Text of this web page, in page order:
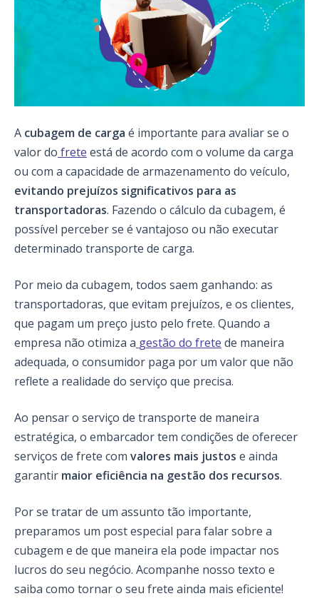
A cubagem de carga é importante para avaliar se o
valor do frete está de acordo com o volume da carga
ou com a capacidade de armazenamento do veículo,
evitando prejuízos significativos para as
transportadoras. Fazendo o cálculo da cubagem, é
possível perceber se é vantajoso ou não executar
determinado transporte de carga.
Por meio da cubagem, todos saem ganhando: as
transportadoras, que evitam prejuízos, e os clientes,
que pagam um preço justo pelo frete. Quando a
empresa não otimiza a gestão do frete de maneira
adequada, o consumidor paga por um valor que não
reflete a realidade do serviço que precisa.
Ao pensar o serviço de transporte de maneira
estratégica, o embarcador tem condições de oferecer
serviços de frete com valores mais justos e ainda
garantir maior eficiência na gestão dos recursos.
Por se tratar de um assunto tão importante,
preparamos um post especial para falar sobre a
cubagem e de que maneira ela pode impactar nos
lucros do seu negócio. Acompanhe nosso texto e
saiba como tornar o seu frete ainda mais eficiente!